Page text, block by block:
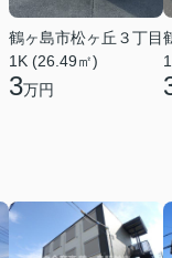
鶴ヶ島市松ヶ丘３丁目
1K (26.49㎡)
3万円